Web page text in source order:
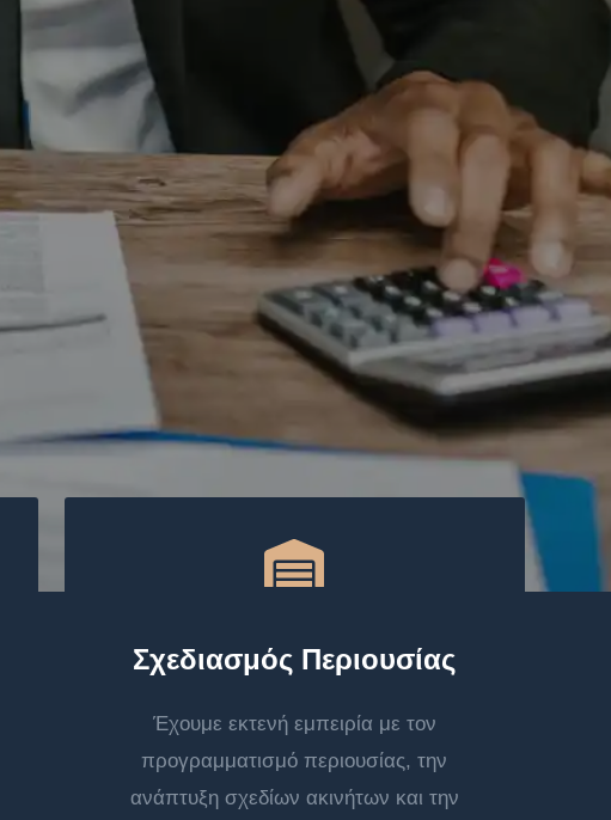
Σχεδιασμός Περιουσίας
Έχουμε εκτενή εμπειρία με τον
προγραμματισμό περιουσίας, την
ανάπτυξη σχεδίων ακινήτων και την